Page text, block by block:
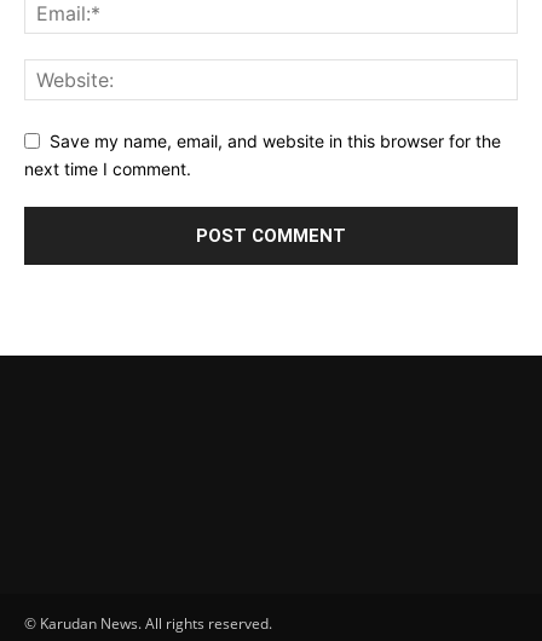
Save my name, email, and website in this browser for the
next time I comment.
© Karudan News. All rights reserved.